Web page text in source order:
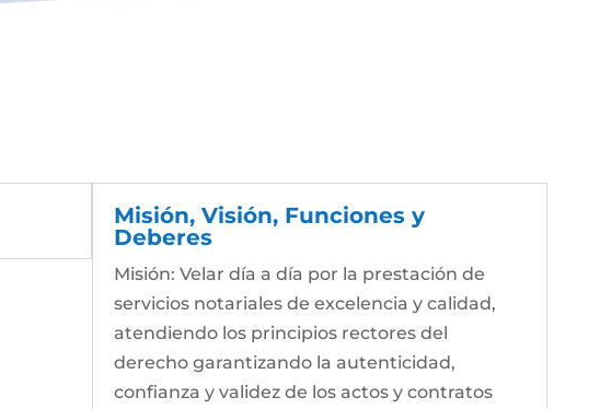
Misión, Visión, Funciones y
Deberes
Misión: Velar día a día por la prestación de
servicios notariales de excelencia y calidad,
atendiendo los principios rectores del
derecho garantizando la autenticidad,
confianza y validez de los actos y contratos